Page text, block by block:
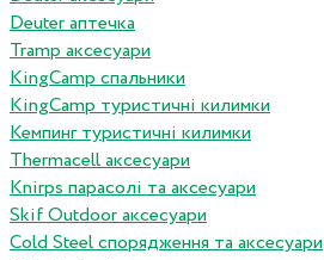
Deuter аптечка
Tramp аксесуари
KingCamp спальники
KingCamp туристичні килимки
Кемпинг туристичні килимки
Thermacell аксесуари
Knirps парасолі та аксесуари
Skif Outdoor аксесуари
Cold Steel спорядження та аксесуари